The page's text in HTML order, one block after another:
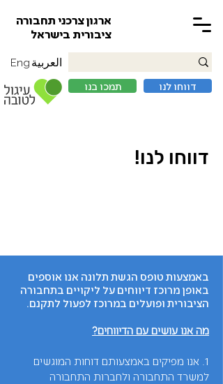
ארגון צרכני תחבורה
ציבורית בישראל
תמכו בנו דווחו לנו
العربية Eng
דווחו לנו!
באמצעות טופס הגשת תלונה אנו אוספים
באופן מרוכז דיווחים על ליקויים בתחבורה
הציבורית ופועלים במרוכז לפעול לתקנם.
​מה אנו עושים עם הדיווחים?
1. אנו מפיקים באמצעותם דוחות המוגשים
למשרד התחבורה ולחברות התחבורה